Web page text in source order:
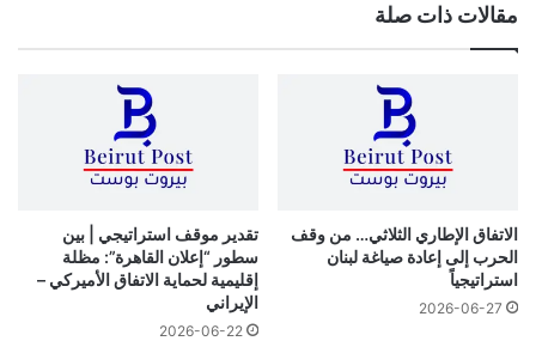
مقالات ذات صلة
الاتفاق الإطاري الثلاثي… من وقف
الحرب إلى إعادة صياغة لبنان
استراتيجياً
2026-06-27
تقدير موقف استراتيجي | بين
سطور “إعلان القاهرة”: مظلة
إقليمية لحماية الاتفاق الأميركي –
الإيراني
2026-06-22